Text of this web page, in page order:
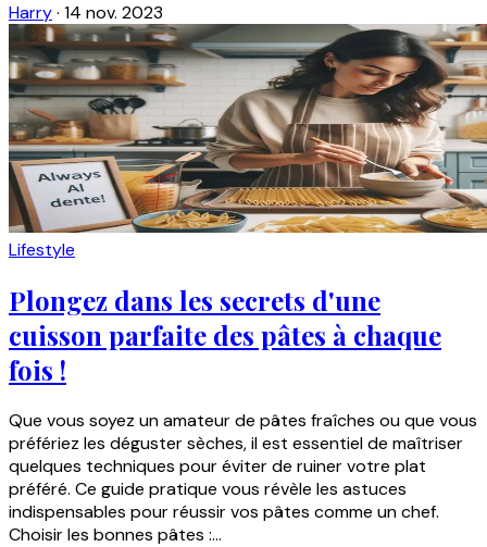
Harry· 14 nov. 2023
Lifestyle
Plongez dans les secrets d'une
cuisson parfaite des pâtes à chaque
fois !
Que vous soyez un amateur de pâtes fraîches ou que vous
préfériez les déguster sèches, il est essentiel de maîtriser
quelques techniques pour éviter de ruiner votre plat
préféré. Ce guide pratique vous révèle les astuces
indispensables pour réussir vos pâtes comme un chef.
Choisir les bonnes pâtes :...